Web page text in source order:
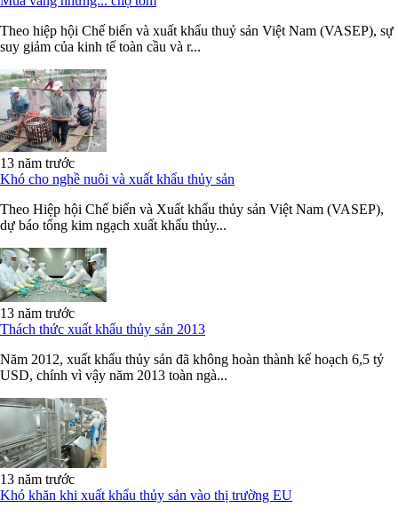
Theo hiệp hội Chế biến và xuất khẩu thuỷ sản Việt Nam (VASEP), sự
suy giảm của kinh tế toàn cầu và r...
13 năm trước
Khó cho nghề nuôi và xuất khẩu thủy sản
Theo Hiệp hội Chế biến và Xuất khẩu thủy sản Việt Nam (VASEP),
dự báo tổng kim ngạch xuất khẩu thủy...
13 năm trước
Thách thức xuất khẩu thủy sản 2013
Năm 2012, xuất khẩu thủy sản đã không hoàn thành kế hoạch 6,5 tỷ
USD, chính vì vậy năm 2013 toàn ngà...
13 năm trước
Khó khăn khi xuất khẩu thủy sản vào thị trường EU